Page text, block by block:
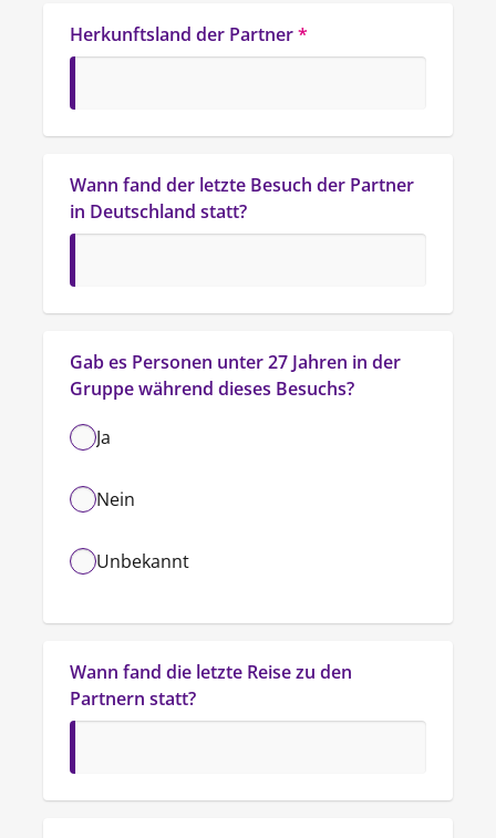
Herkunftsland der Partner*
Wann fand der letzte Besuch der Partner
in Deutschland statt?
Gab es Personen unter 27 Jahren in der
Gruppe während dieses Besuchs?
Ja
Nein
Unbekannt
Wann fand die letzte Reise zu den
Partnern statt?